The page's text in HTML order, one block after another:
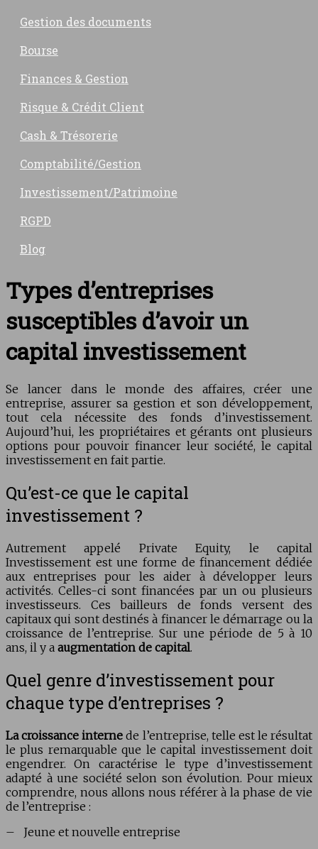
Gestion des documents
Bourse
Finances & Gestion
Risque & Crédit Client
Cash & Trésorerie
Comptabilité/Gestion
Investissement/Patrimoine
RGPD
Blog
Types d’entreprises
susceptibles d’avoir un
capital investissement
Se lancer dans le monde des affaires, créer une
entreprise, assurer sa gestion et son développement,
tout cela nécessite des fonds d’investissement.
Aujourd’hui, les propriétaires et gérants ont plusieurs
options pour pouvoir financer leur société, le capital
investissement en fait partie.
Qu’est-ce que le capital
investissement ?
Autrement appelé Private Equity, le capital
Investissement est une forme de financement dédiée
aux entreprises pour les aider à développer leurs
activités. Celles-ci sont financées par un ou plusieurs
investisseurs. Ces bailleurs de fonds versent des
capitaux qui sont destinés à financer le démarrage ou la
croissance de l’entreprise. Sur une période de 5 à 10
ans, il y a augmentation de capital.
Quel genre d’investissement pour
chaque type d’entreprises ?
La croissance internede l’entreprise, telle est le résultat
le plus remarquable que le capital investissement doit
engendrer. On caractérise le type d’investissement
adapté à une société selon son évolution. Pour mieux
comprendre, nous allons nous référer à la phase de vie
de l’entreprise :
– Jeune et nouvelle entreprise